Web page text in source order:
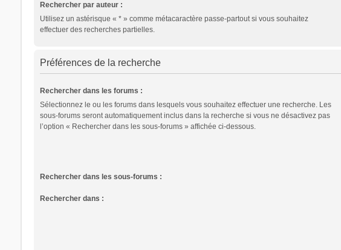
Rechercher par auteur :
Utilisez un astérisque « * » comme métacaractère passe-partout si vous souhaitez
effectuer des recherches partielles.
Préférences de la recherche
Rechercher dans les forums :
Sélectionnez le ou les forums dans lesquels vous souhaitez effectuer une recherche. Les
sous-forums seront automatiquement inclus dans la recherche si vous ne désactivez pas
l’option « Rechercher dans les sous-forums » affichée ci-dessous.
Rechercher dans les sous-forums :
Rechercher dans :